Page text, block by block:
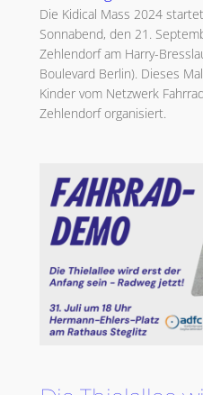
Die Kidical Mass 2024
Sonnabend, den 21.
Zehlendorf am Harry-
Boulevard Berlin). Dieses
Kinder vom Netzwerk
Zehlendorf organisiert.